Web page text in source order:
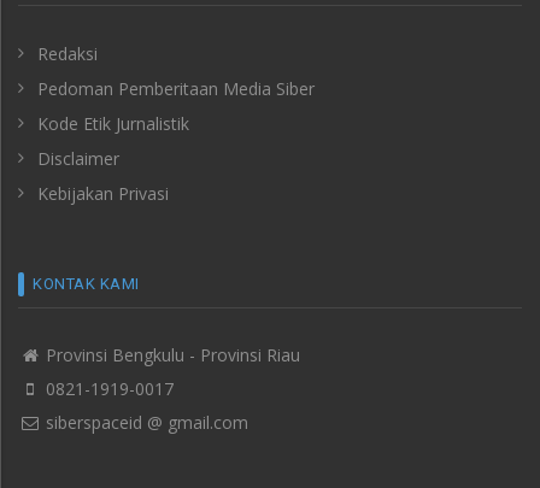
Redaksi
Pedoman Pemberitaan Media Siber
Kode Etik Jurnalistik
Disclaimer
Kebijakan Privasi
KONTAK KAMI
Provinsi Bengkulu - Provinsi Riau
0821-1919-0017
siberspaceid @ gmail.com